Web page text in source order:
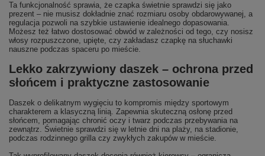
Ta funkcjonalność sprawia, że czapka świetnie sprawdzi się jako
prezent – nie musisz dokładnie znać rozmiaru osoby obdarowywanej, a
regulacja pozwoli na szybkie ustawienie idealnego dopasowania.
Możesz też łatwo dostosować obwód w zależności od tego, czy nosisz
włosy rozpuszczone, upięte, czy zakładasz czapkę na słuchawki
nauszne podczas spaceru po mieście.
Lekko zakrzywiony daszek – ochrona przed
słońcem i praktyczne zastosowanie
Daszek o delikatnym wygięciu to kompromis między sportowym
charakterem a klasyczną linią. Zapewnia skuteczną osłonę przed
słońcem, pomagając chronić oczy i twarz podczas przebywania na
zewnątrz. Świetnie sprawdzi się w letnie dni na plaży, na stadionie,
podczas rodzinnego grilla czy zwykłych zakupów w mieście.